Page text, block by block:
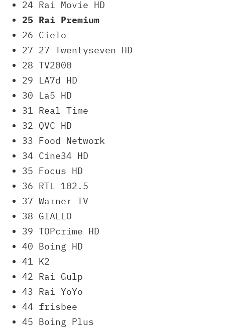
24 Rai Movie HD
25 Rai Premium
26 Cielo
27 27 Twentyseven HD
28 TV2000
29 LA7d HD
30 La5 HD
31 Real Time
32 QVC HD
33 Food Network
34 Cine34 HD
35 Focus HD
36 RTL 102.5
37 Warner TV
38 GIALLO
39 TOPcrime HD
40 Boing HD
41 K2
42 Rai Gulp
43 Rai YoYo
44 frisbee
45 Boing Plus